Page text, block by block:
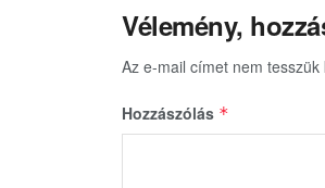
Vélemény,
Az e-mail címet nem tesszük
Hozzászólás *